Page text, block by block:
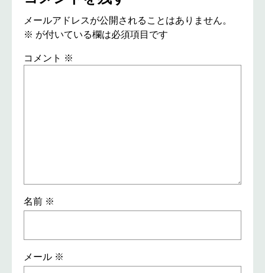
メールアドレスが公開されることはありません。
※ が付いている欄は必須項目です
コメント ※
名前 ※
メール ※